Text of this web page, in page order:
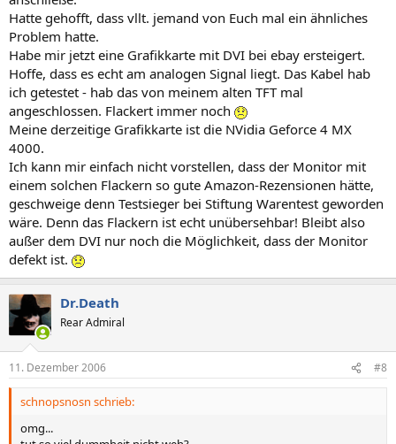
Hatte gehofft, dass vllt. jemand von Euch mal ein ähnliches
Problem hatte.
Habe mir jetzt eine Grafikkarte mit DVI bei ebay ersteigert.
Hoffe, dass es echt am analogen Signal liegt. Das Kabel hab
ich getestet - hab das von meinem alten TFT mal
angeschlossen. Flackert immer noch
Meine derzeitige Grafikkarte ist die NVidia Geforce 4 MX
4000.
Ich kann mir einfach nicht vorstellen, dass der Monitor mit
einem solchen Flackern so gute Amazon-Rezensionen hätte,
geschweige denn Testsieger bei Stiftung Warentest geworden
wäre. Denn das Flackern ist echt unübersehbar! Bleibt also
außer dem DVI nur noch die Möglichkeit, dass der Monitor
defekt ist.
Dr.Death
Rear Admiral
11. Dezember 2006 #8
schnopsnosn schrieb:
omg...